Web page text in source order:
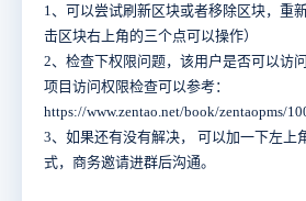
1、可以尝试刷新区块或者移除区块，重
击区块右上角的三个点可以操作）
2、检查下权限问题，该用户是否可以访
项目访问权限检查可以参考：
https://www.zentao.net/book/zentaopms/
3、如果还有没有解决， 可以加一下左上
式，商务邀请进群后沟通。